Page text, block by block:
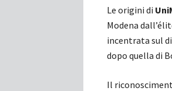
Le origini di
Modena
incentrata sul
dopo quella di
Il